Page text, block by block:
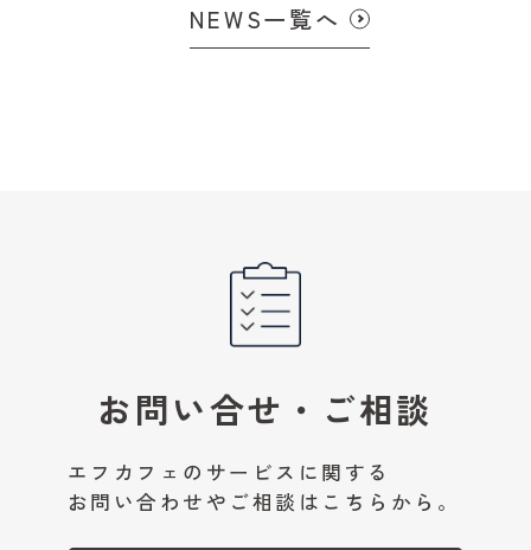
NEWS一覧へ
お問い合せ・ご相談
エフカフェのサービスに関する
お問い合わせやご相談はこちらから。